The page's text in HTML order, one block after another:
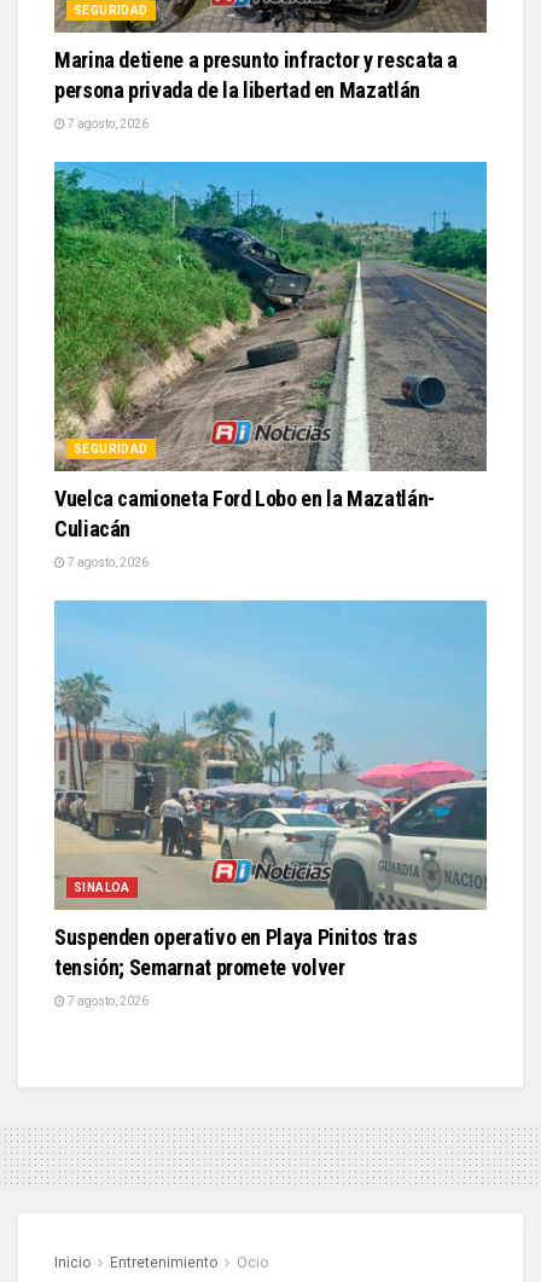
SEGURIDAD
Marina detiene a presunto infractor y rescata a
persona privada de la libertad en Mazatlán
7 agosto, 2026
SEGURIDAD
Vuelca camioneta Ford Lobo en la Mazatlán-
Culiacán
7 agosto, 2026
SINALOA
Suspenden operativo en Playa Pinitos tras
tensión; Semarnat promete volver
7 agosto, 2026
Inicio Entretenimiento Ocio